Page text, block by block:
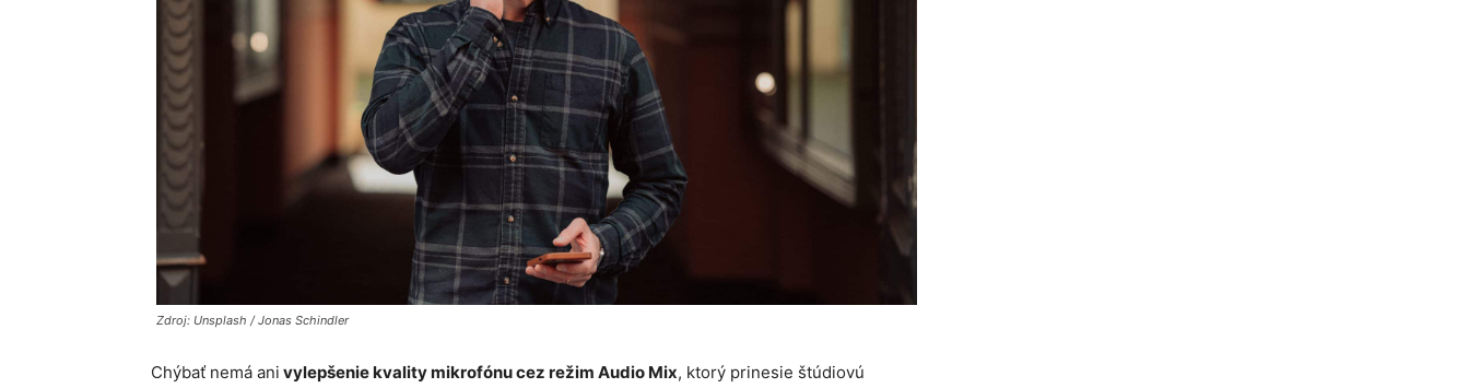
Zdroj: Unsplash / Jonas Schindler
Chýbať nemá ani vylepšenie kvality mikrofónu cez režim Audio Mix, ktorý prinesie štúdiovú